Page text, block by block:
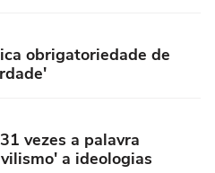
obrigatoriedade de
vezes a palavra
a ideologias